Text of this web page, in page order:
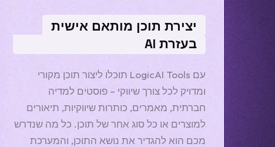
יצירת תוכן מותאם אישית
בעזרת AI
עם LogicAI Tools תוכלו ליצור תוכן מקורי
ומדויק לכל צורך שיווקי – פוסטים למדיה
חברתית, מאמרים, כותרות שיווקיות, תיאורים
למוצרים או כל סוג אחר של תוכן. כל מה שנדרש
מכם הוא להגדיר את נושא התוכן, והמערכת